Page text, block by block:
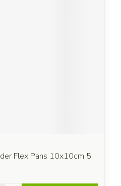
Flex Pans 10x10cm 5